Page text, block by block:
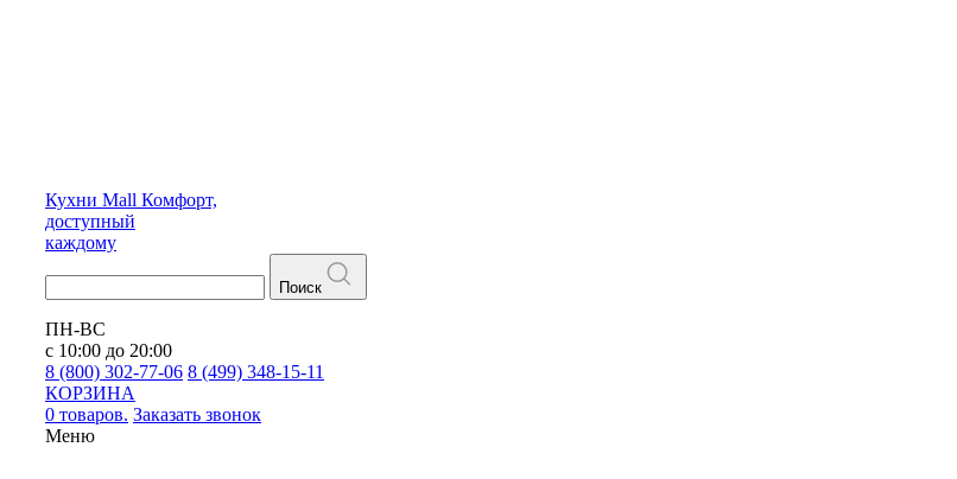
Кухни Mall Комфорт,
доступный
каждому
Поиск
ПН-ВС
с 10:00 до 20:00
8 (800) 302-77-06 8 (499) 348-15-11
КОРЗИНА
0 товаров. Заказать звонок
Меню